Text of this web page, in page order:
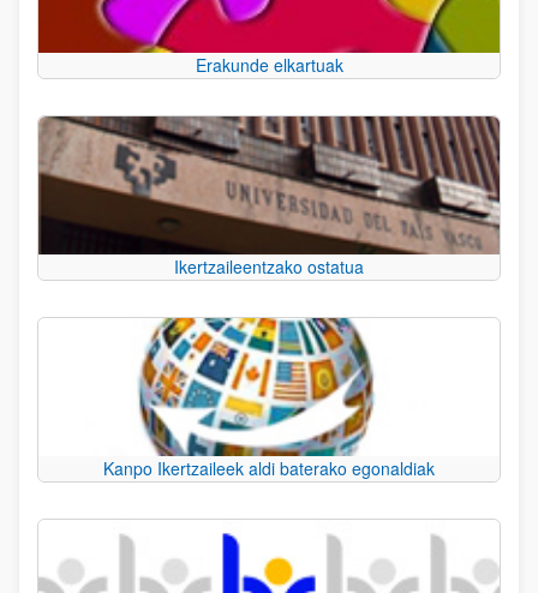
Erakunde elkartuak
Ikertzaileentzako ostatua
Kanpo Ikertzaileek aldi baterako egonaldiak